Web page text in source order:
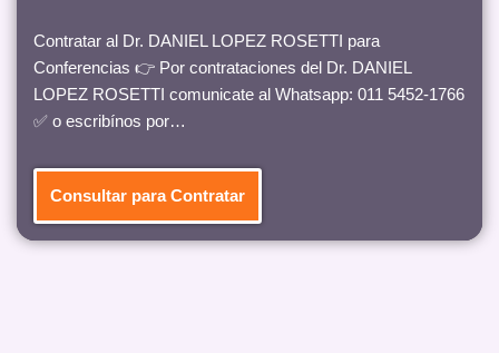
Contratar al Dr. DANIEL LOPEZ ROSETTI para
Conferencias 👉 Por contrataciones del Dr. DANIEL
LOPEZ ROSETTI comunicate al Whatsapp: 011 5452-1766
✅ o escribínos por…
Consultar para Contratar